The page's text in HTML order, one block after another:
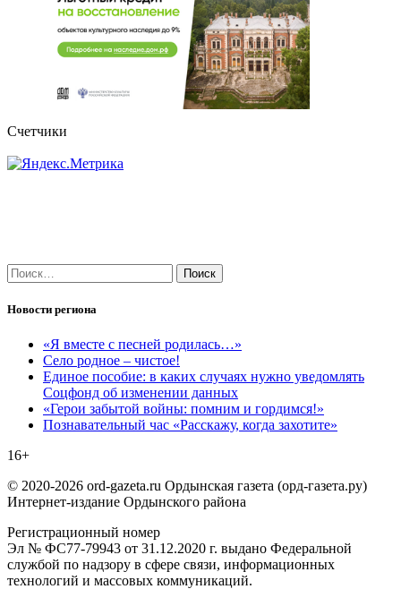
Счетчики
Найти:
Новости региона
«Я вместе с песней родилась…»
Село родное – чистое!
Единое пособие: в каких случаях нужно уведомлять
Соцфонд об изменении данных
«Герои забытой войны: помним и гордимся!»
Познавательный час «Расскажу, когда захотите»
16+
© 2020-2026 ord-gazeta.ru Ордынская газета (орд-газета.ру)
Интернет-издание Ордынского района
Регистрационный номер
Эл № ФС77-79943 от 31.12.2020 г. выдано Федеральной
службой по надзору в сфере связи, информационных
технологий и массовых коммуникаций.